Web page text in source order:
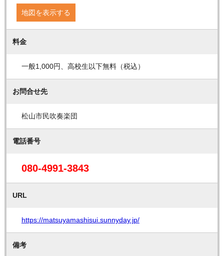
地図を表示する
料金
一般1,000円、高校生以下無料（税込）
お問合せ先
松山市民吹奏楽団
電話番号
080-4991-3843
URL
https://matsuyamashisui.sunnyday.jp/
備考